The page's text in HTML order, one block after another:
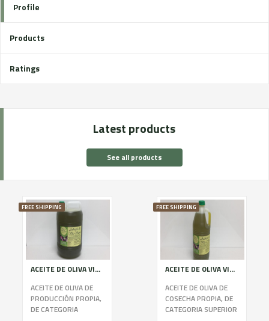
Profile
Products
Ratings
Latest products
See all products
FREE SHIPPING
ACEITE DE OLIVA VIRGEN EXTRA 100 % ARBEQUINA (5 Litros)
ACEITE DE OLIVA DE
PRODUCCIÓN PROPIA,
DE CATEGORIA
FREE SHIPPING
ACEITE DE OLIVA VIRGEN EXTRA 100 % ARBEQUINA (2 Litros)
ACEITE DE OLIVA DE
COSECHA PROPIA, DE
CATEGORIA SUPERIOR